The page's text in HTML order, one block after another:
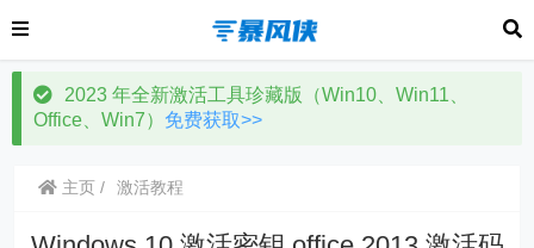
2023 年全新激活工具珍藏版（Win10、Win11、
Office、Win7） 免费获取>>
主页 激活教程